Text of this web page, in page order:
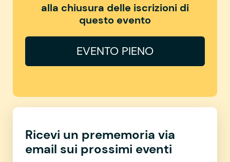
alla chiusura delle iscrizioni di
questo evento
EVENTO PIENO
Ricevi un prememoria via
email sui prossimi eventi